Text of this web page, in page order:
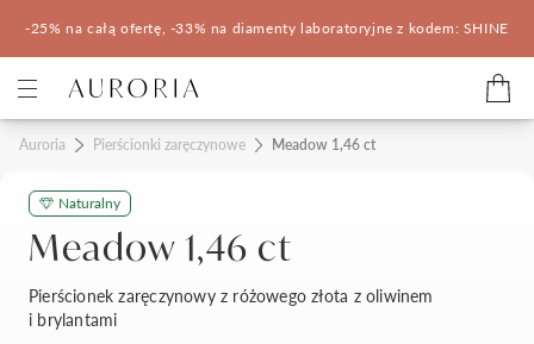
-25% na całą ofertę, -33% na diamenty laboratoryjne z kodem: SHINE
Kategorie
Pierścionki zaręczynowe
Pomocne
Auroria Pierścionki zaręczynowe Meadow 1,46 ct
Naturalny
Meadow 1,46 ct
Pierścionek zaręczynowy z różowego złota z oliwinem
i brylantami